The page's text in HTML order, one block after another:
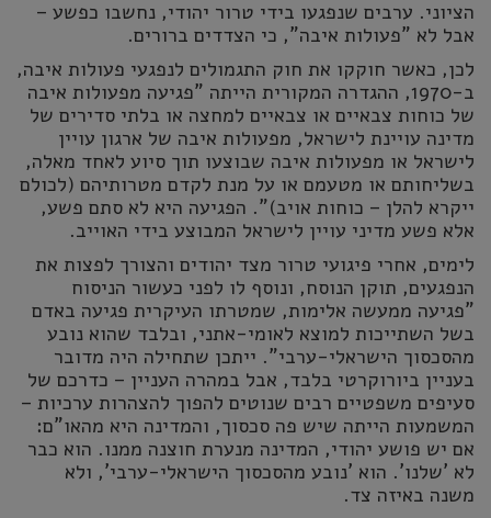
הציוני. ערבים שנפגעו בידי טרור יהודי, נחשבו כפשע –
אבל לא "פעולות איבה", כי הצדדים ברורים.
לכן, כאשר חוקקו את חוק התגמולים לנפגעי פעולות איבה,
ב-1970, ההגדרה המקורית הייתה "פגיעה מפעולות איבה
של כוחות צבאיים או צבאיים למחצה או בלתי סדירים של
מדינה עויינת לישראל, מפעולות איבה של ארגון עויין
לישראל או מפעולות איבה שבוצעו תוך סיוע לאחד מאלה,
בשליחותם או מטעמם או על מנת לקדם מטרותיהם (לכולם
ייקרא להלן – כוחות אויב)". הפגיעה היא לא סתם פשע,
אלא פשע מדיני עויין לישראל המבוצע בידי האוייב.
לימים, אחרי פיגועי טרור מצד יהודים והצורך לפצות את
הנפגעים, תוקן הנוסח, ונוסף לו לפני כעשור הניסוח
"פגיעה ממעשה אלימות, שמטרתו העיקרית פגיעה באדם
בשל השתייכות למוצא לאומי-אתני, ובלבד שהוא נובע
מהסכסוך הישראלי-ערבי". ייתכן שתחילה היה מדובר
בעניין ביורוקרטי בלבד, אבל במהרה העניין – כדרכם של
סעיפים משפטיים רבים שנוטים להפוך להצהרות ערכיות –
המשמעות הייתה שיש פה סכסוך, והמדינה היא מהאו"ם:
אם יש פושע יהודי, המדינה מנערת חוצנה ממנו. הוא כבר
לא 'שלנו'. הוא 'נובע מהסכסוך הישראלי-ערבי', ולא
משנה באיזה צד.